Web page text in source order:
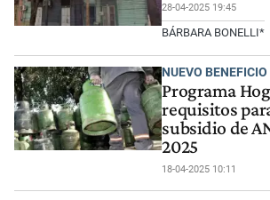
28-04-2025 19:45
BÁRBARA BONELLI*
NUEVO BENEFICIO
Programa
requisitos
subsidio de
2025
18-04-2025 10:11